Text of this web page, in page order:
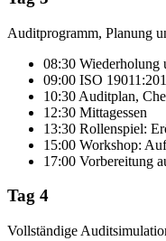
Auditprogramm, Planung
08:30 Wiederholung
09:00 ISO
10:30 Auditplan,
12:30 Mittagessen
13:30 Rollenspiel:
15:00 Workshop:
17:00 Vorbereitung
Tag 4
Vollständige